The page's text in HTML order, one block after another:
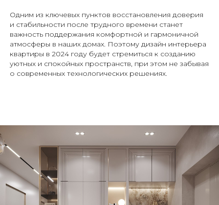
Одним из ключевых пунктов восстановления доверия
и стабильности после трудного времени станет
важность поддержания комфортной и гармоничной
атмосферы в наших домах. Поэтому дизайн интерьера
квартиры в 2024 году будет стремиться к созданию
уютных и спокойных пространств, при этом не забывая
о современных технологических решениях.